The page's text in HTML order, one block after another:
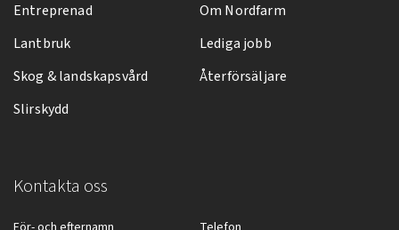
Entreprenad
Lantbruk
Skog & landskapsvård
Slirskydd
Om Nordfarm
Lediga jobb
Återförsäljare
Kontakta oss